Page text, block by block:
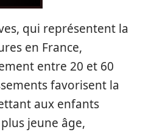
qui représentent la
en France,
entre 20 et 60
favorisent la
aux enfants
jeune âge,